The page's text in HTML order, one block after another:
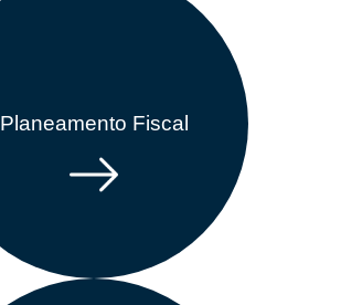
Planeamento Fiscal